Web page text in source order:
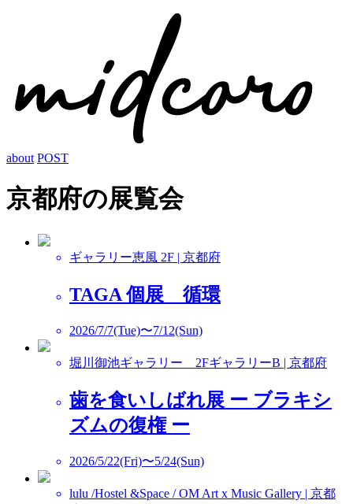
about POST
京都府の展覧会
ギャラリー恵風 2F | 京都府
TAGA 個展 循環
2026/7/7(Tue)〜7/12(Sun)
堀川御池ギャラリー 2FギャラリーB | 京都府
歯を食いしばれ展 ー ブラキシ
ズムの復権 ー
2026/5/22(Fri)〜5/24(Sun)
lulu /Hostel &Space / OM Art x Music Gallery | 京都